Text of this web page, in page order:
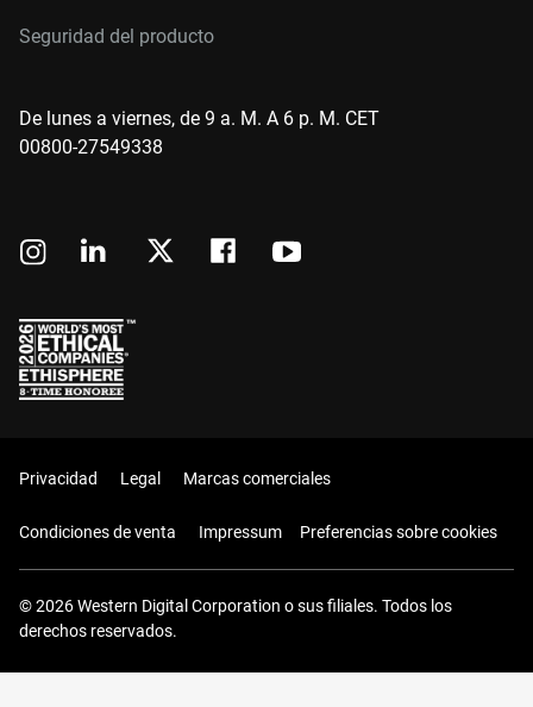
Seguridad del producto
De lunes a viernes, de 9 a. M. A 6 p. M. CET
00800-27549338
Privacidad Legal Marcas comerciales
Condiciones de venta Impressum Preferencias sobre cookies
© 2026 Western Digital Corporation o sus filiales. Todos los
derechos reservados.